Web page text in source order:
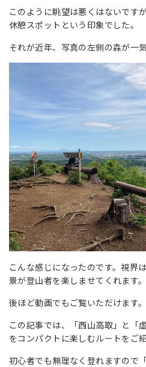
このように眺望は悪くはないです
休憩スポットという印象でした。
それが近年、写真の左側の森が一
こんな感じになったのです。視界
景が登山者を楽しませてくれます。
後ほど動画でもご覧いただけます。
この記事では、「西山高取」と「
をコンパクトに楽しむルートをご
初心者でも無理なく登れますので